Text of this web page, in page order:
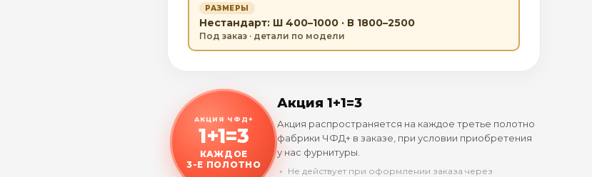
РАЗМЕРЫ
Нестандарт: Ш 400–1000 · В 1800–2500
Под заказ · детали по модели
АКЦИЯ ЧФД+
1+1=3
КАЖДОЕ
3-Е ПОЛОТНО
Акция 1+1=3
Акция распространяется на каждое третье полотно
фабрики ЧФД+ в заказе, при условии приобретения
у нас фурнитуры.
﹡ Не действует при оформлении заказа через